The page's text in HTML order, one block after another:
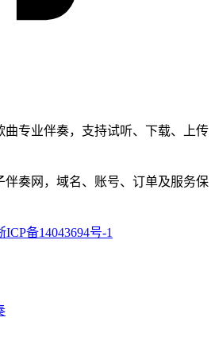
曲专业伴奏，支持试听、下载、上传
伴奏网 ，域名、账号、订单及服务保
ICP备14043694号-1